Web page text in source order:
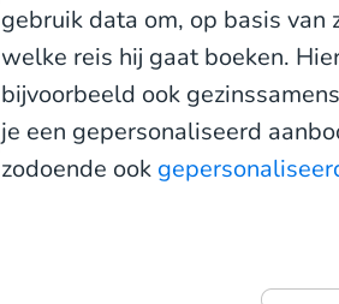
gebruik data om, op basis
welke reis hij gaat boeken.
bijvoorbeeld ook
je een gepersonaliseerd
zodoende ook